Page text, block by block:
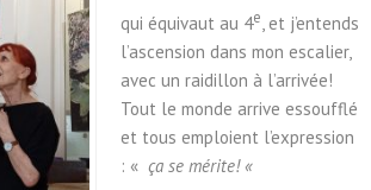
qui équivaut au 4e, et j’entends
l’ascension dans mon escalier,
avec un raidillon à l’arrivée!
Tout le monde arrive essoufflé
et tous emploient l’expression
: « ça se mérite! «